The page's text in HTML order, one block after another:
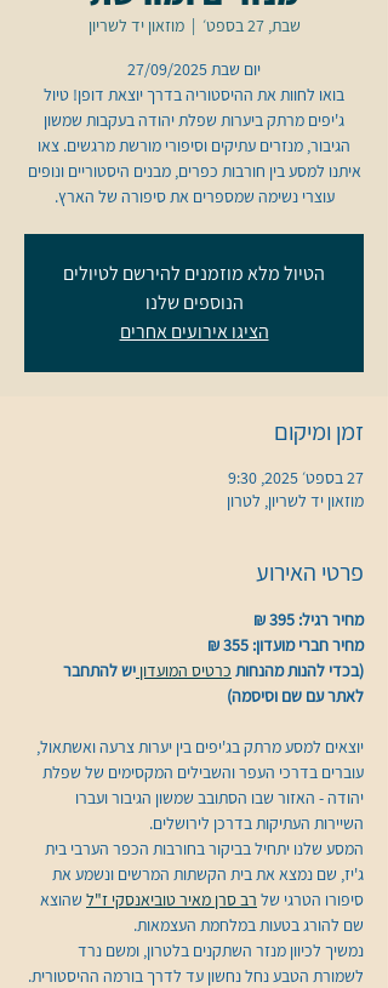
שבת, 27 בספט׳
  |
מוזאון יד לשריון
בואו לחוות את ההיסטוריה בדרך יוצאת דופן! טיול
ג'יפים מרתק ביערות שפלת יהודה בעקבות שמשון
הגיבור, מנזרים עתיקים וסיפורי מורשת מרגשים. צאו
איתנו למסע בין חורבות כפרים, מבנים היסטוריים ונופים
עוצרי נשימה שמספרים את סיפורה של הארץ.
הטיול מלא מוזמנים להירשם לטיולים
הנוספים שלנו
הציגו אירועים אחרים
זמן ומיקום
27 בספט׳ 2025, 9:30
מוזאון יד לשריון, לטרון
פרטי האירוע
מחיר רגיל: 395 ₪
מחיר חברי מועדון: 355 ₪
(בכדי להנות מהנחות כרטיס המועדון יש להתחבר
לאתר עם שם וסיסמה)
יוצאים למסע מרתק בג'יפים בין יערות צרעה ואשתאול,
עוברים בדרכי העפר והשבילים המקסימים של שפלת
יהודה - האזור שבו הסתובב שמשון הגיבור ועברו
השיירות העתיקות בדרכן לירושלים.
המסע שלנו יתחיל בביקור בחורבות הכפר הערבי בית
ג'יז, שם נמצא את בית הקשתות המרשים ונשמע את
סיפורו הטרגי של רב סרן מאיר טוביאנסקי ז"ל שהוצא
שם להורג בטעות במלחמת העצמאות.
נמשיך לכיוון מנזר השתקנים בלטרון, ומשם נרד
לשמורת הטבע נחל נחשון עד לדרך בורמה ההיסטורית.